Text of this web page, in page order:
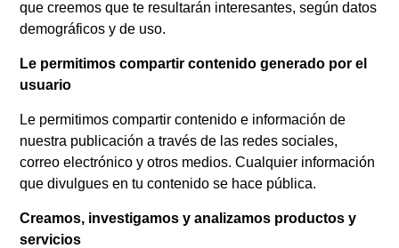
que creemos que te resultarán interesantes, según datos
demográficos y de uso.
Le permitimos compartir contenido generado por el
usuario
Le permitimos compartir contenido e información de
nuestra publicación a través de las redes sociales,
correo electrónico y otros medios. Cualquier información
que divulgues en tu contenido se hace pública.
Creamos, investigamos y analizamos productos y
servicios